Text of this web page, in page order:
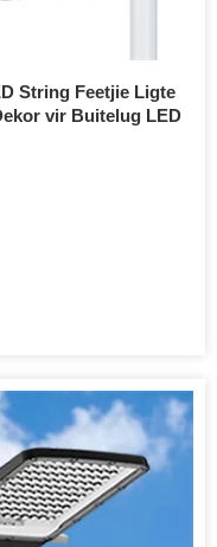
String Feetjie Ligte
vir Buitelug LED